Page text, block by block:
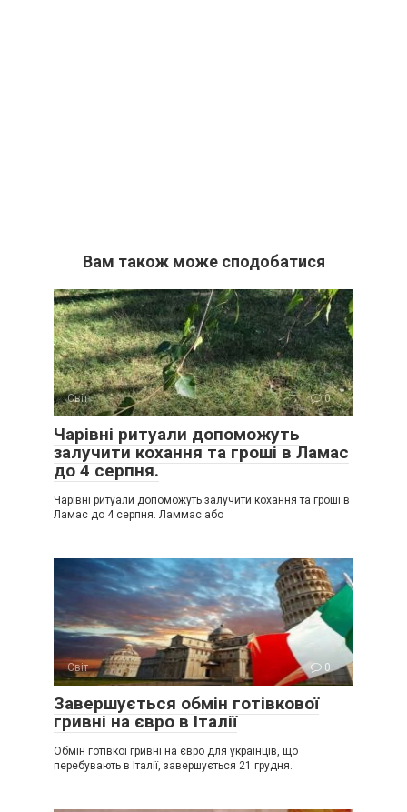
Вам також може сподобатися
Світ 0
Чарівні ритуали допоможуть
залучити кохання та гроші в Ламас
до 4 серпня.
Чарівні ритуали допоможуть залучити кохання та гроші в
Ламас до 4 серпня. Ламмас або
Світ 0
Завершується обмін готівкової
гривні на євро в Італії
Обмін готівкої гривні на євро для українців, що
перебувають в Італії, завершується 21 грудня.